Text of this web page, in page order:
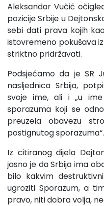
Aleksandar Vučić
pozicije Srbije u
sebi dati prava kojih
istovremeno pokušava
striktno pridržavati.
Podsjećamo da je SR
nasljednica Srbija,
svoje ime, ali i „u ime
sporazuma koji se
preuzela obavezu
postignutog sporazuma“.
Iz citiranog dijela
jasno je da Srbija ima
bilo kakvim
ugroziti Sporazum, a
pravo, niti dobra volja,